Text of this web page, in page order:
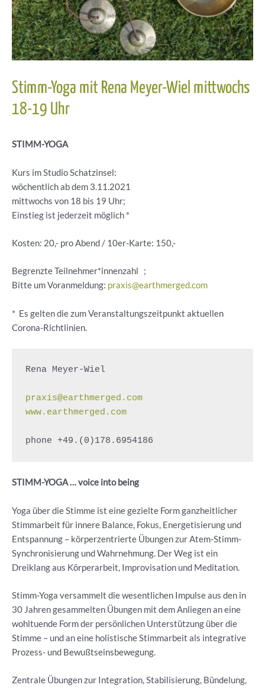
Stimm-Yoga mit Rena Meyer-Wiel mittwochs
18-19 Uhr
STIMM-YOGA
Kurs im Studio Schatzinsel:
wöchentlich ab dem 3.11.2021
mittwochs von 18 bis 19 Uhr;
Einstieg ist jederzeit möglich *
Kosten: 20,- pro Abend / 10er-Karte: 150,-
Begrenzte Teilnehmer*innenzahl ;
Bitte um Voranmeldung: praxis@earthmerged.com
* Es gelten die zum Veranstaltungszeitpunkt aktuellen
Corona-Richtlinien.
Rena Meyer-Wiel
praxis@earthmerged.com
www.earthmerged.com
phone +49.(0)178.6954186
STIMM-YOGA … voice into being
Yoga über die Stimme ist eine gezielte Form ganzheitlicher
Stimmarbeit für innere Balance, Fokus, Energetisierung und
Entspannung – körperzentrierte Übungen zur Atem-Stimm-
Synchronisierung und Wahrnehmung. Der Weg ist ein
Dreiklang aus Körperarbeit, Improvisation und Meditation.
Stimm-Yoga versammelt die wesentlichen Impulse aus den in
30 Jahren gesammelten Übungen mit dem Anliegen an eine
wohltuende Form der persönlichen Unterstützung über die
Stimme – und an eine holistische Stimmarbeit als integrative
Prozess- und Bewußtseinsbewegung.
Zentrale Übungen zur Integration, Stabilisierung, Bündelung,